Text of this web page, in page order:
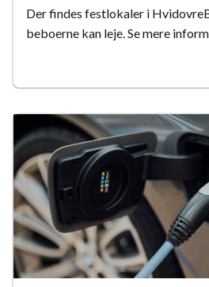
Der findes festlokaler i
beboerne kan leje. Se mere